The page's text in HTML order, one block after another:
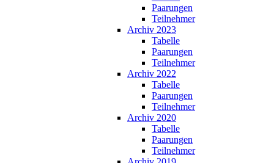
Paarungen
Teilnehmer
Archiv 2023
Tabelle
Paarungen
Teilnehmer
Archiv 2022
Tabelle
Paarungen
Teilnehmer
Archiv 2020
Tabelle
Paarungen
Teilnehmer